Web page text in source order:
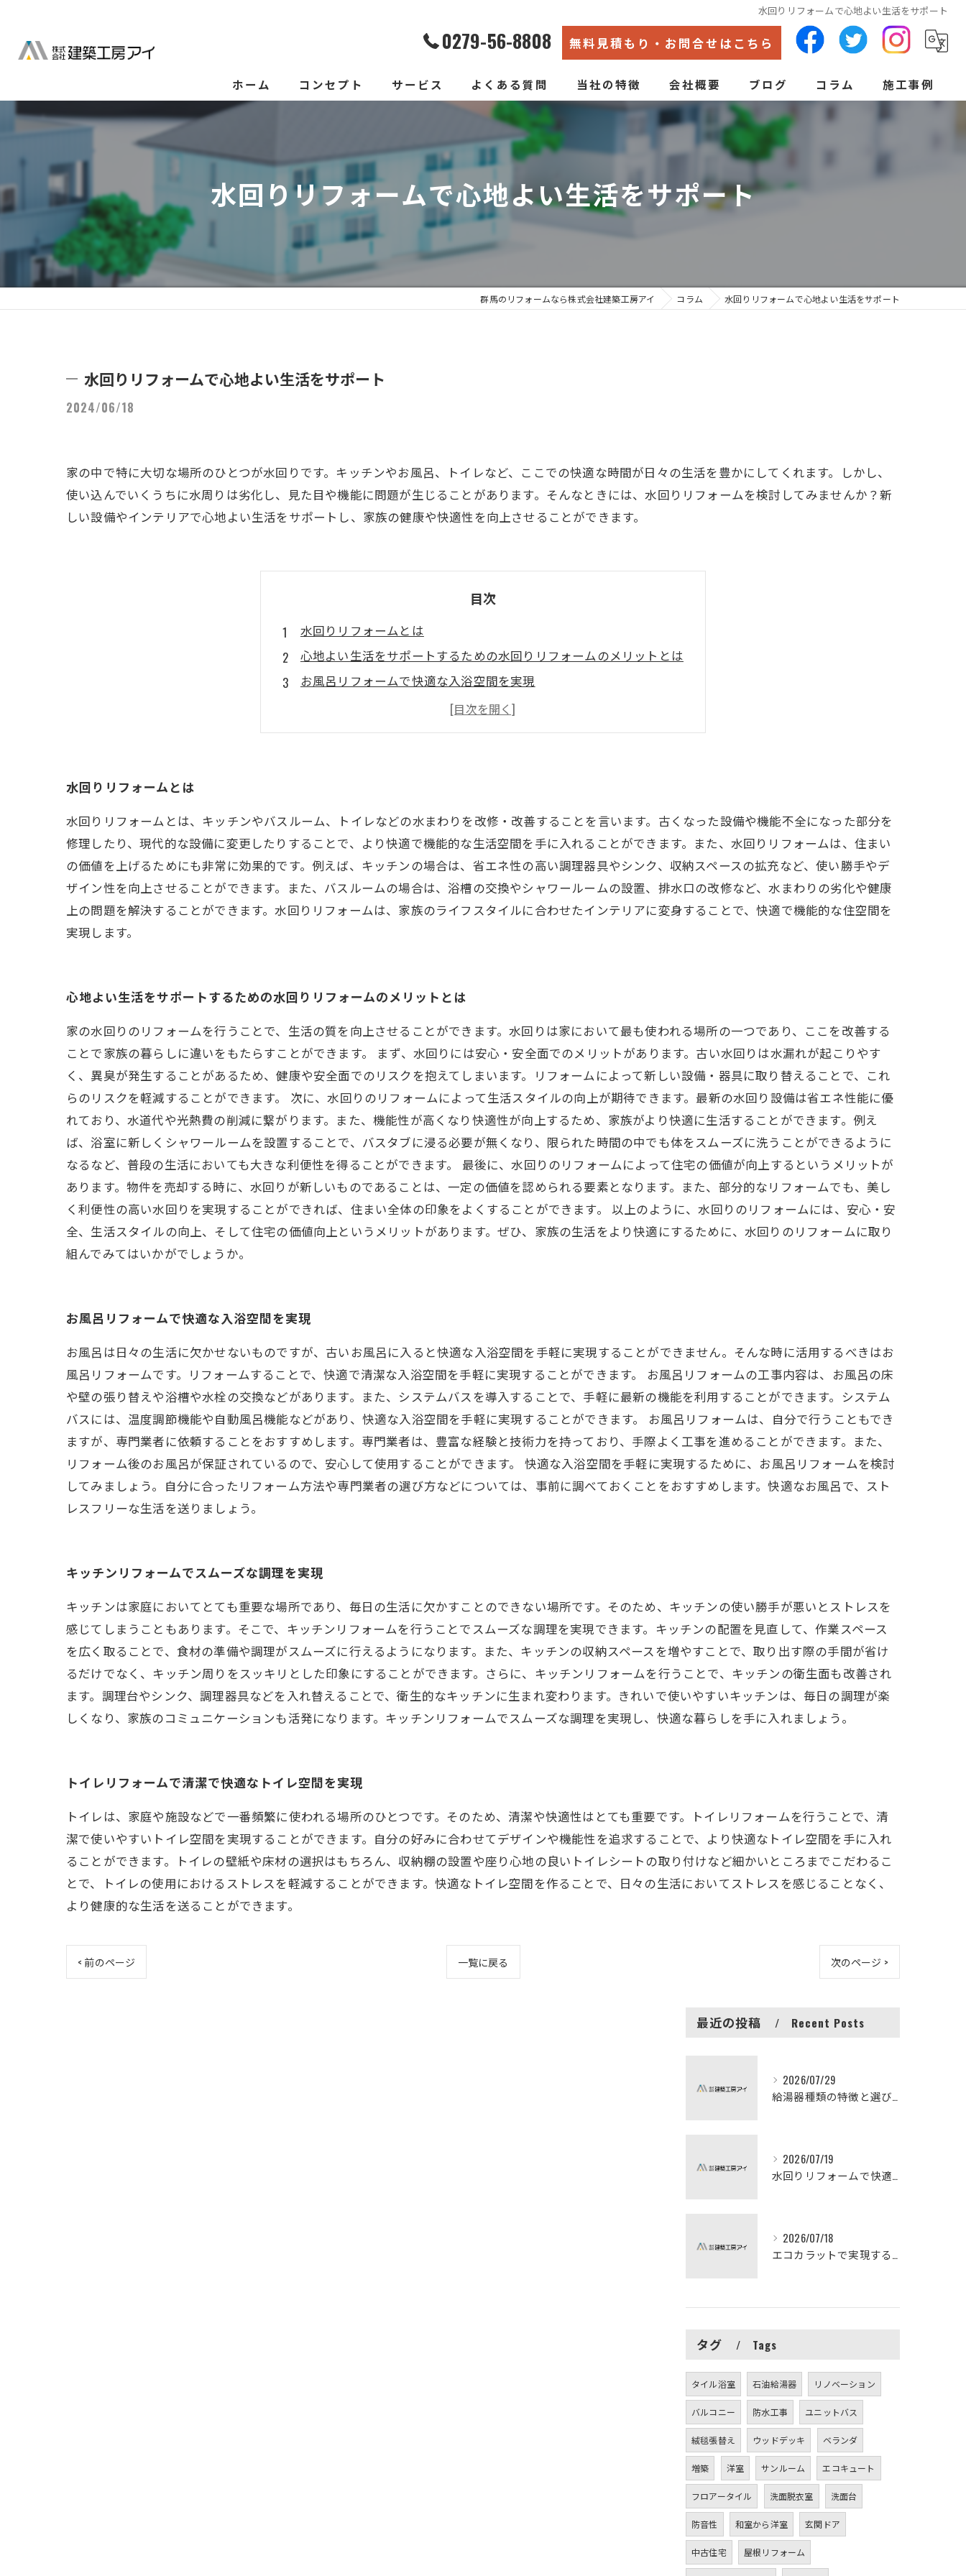
水回りリフォームで心地よい生活をサポート
0279-56-8808 無料見積もり・お問合せはこちら
ホーム コンセプト サービス
新築そっくりリフォーム
よくある質問 当社の特徴
水回り
断熱
会社概要
代表あいさつ
ブログ コラム 施工事例
水回りリフォームで心地よい生活をサポート
群馬のリフォームなら株式会社建築工房アイ コラム 水回りリフォームで心地よい生活をサポート
水回りリフォームで心地よい生活をサポート
2024/06/18
家の中で特に大切な場所のひとつが水回りです。キッチンやお風呂、トイレなど、ここでの快適な時間が日々の生活を豊かにしてくれます。しかし、
使い込んでいくうちに水周りは劣化し、見た目や機能に問題が生じることがあります。そんなときには、水回りリフォームを検討してみませんか？新
しい設備やインテリアで心地よい生活をサポートし、家族の健康や快適性を向上させることができます。
目次
水回りリフォームとは
心地よい生活をサポートするための水回りリフォームのメリットとは
お風呂リフォームで快適な入浴空間を実現
キッチンリフォームでスムーズな調理を実現
トイレリフォームで清潔で快適なトイレ空間を実現
水回りリフォームとは
水回りリフォームとは、キッチンやバスルーム、トイレなどの水まわりを改修・改善することを言います。古くなった設備や機能不全になった部分を
修理したり、現代的な設備に変更したりすることで、より快適で機能的な生活空間を手に入れることができます。また、水回りリフォームは、住まい
の価値を上げるためにも非常に効果的です。例えば、キッチンの場合は、省エネ性の高い調理器具やシンク、収納スペースの拡充など、使い勝手やデ
ザイン性を向上させることができます。また、バスルームの場合は、浴槽の交換やシャワールームの設置、排水口の改修など、水まわりの劣化や健康
上の問題を解決することができます。水回りリフォームは、家族のライフスタイルに合わせたインテリアに変身することで、快適で機能的な住空間を
実現します。
心地よい生活をサポートするための水回りリフォームのメリットとは
家の水回りのリフォームを行うことで、生活の質を向上させることができます。水回りは家において最も使われる場所の一つであり、ここを改善する
ことで家族の暮らしに違いをもたらすことができます。 まず、水回りには安心・安全面でのメリットがあります。古い水回りは水漏れが起こりやす
く、異臭が発生することがあるため、健康や安全面でのリスクを抱えてしまいます。リフォームによって新しい設備・器具に取り替えることで、これ
らのリスクを軽減することができます。 次に、水回りのリフォームによって生活スタイルの向上が期待できます。最新の水回り設備は省エネ性能に優
れており、水道代や光熱費の削減に繋がります。また、機能性が高くなり快適性が向上するため、家族がより快適に生活することができます。例え
ば、浴室に新しくシャワールームを設置することで、バスタブに浸る必要が無くなり、限られた時間の中でも体をスムーズに洗うことができるように
なるなど、普段の生活においても大きな利便性を得ることができます。 最後に、水回りのリフォームによって住宅の価値が向上するというメリットが
あります。物件を売却する時に、水回りが新しいものであることは、一定の価値を認められる要素となります。また、部分的なリフォームでも、美し
く利便性の高い水回りを実現することができれば、住まい全体の印象をよくすることができます。 以上のように、水回りのリフォームには、安心・安
全、生活スタイルの向上、そして住宅の価値向上というメリットがあります。ぜひ、家族の生活をより快適にするために、水回りのリフォームに取り
組んでみてはいかがでしょうか。
お風呂リフォームで快適な入浴空間を実現
お風呂は日々の生活に欠かせないものですが、古いお風呂に入ると快適な入浴空間を手軽に実現することができません。そんな時に活用するべきはお
風呂リフォームです。リフォームすることで、快適で清潔な入浴空間を手軽に実現することができます。 お風呂リフォームの工事内容は、お風呂の床
や壁の張り替えや浴槽や水栓の交換などがあります。また、システムバスを導入することで、手軽に最新の機能を利用することができます。システム
バスには、温度調節機能や自動風呂機能などがあり、快適な入浴空間を手軽に実現することができます。 お風呂リフォームは、自分で行うこともでき
ますが、専門業者に依頼することをおすすめします。専門業者は、豊富な経験と技術力を持っており、手際よく工事を進めることができます。また、
リフォーム後のお風呂が保証されているので、安心して使用することができます。 快適な入浴空間を手軽に実現するために、お風呂リフォームを検討
してみましょう。自分に合ったリフォーム方法や専門業者の選び方などについては、事前に調べておくことをおすすめします。快適なお風呂で、スト
レスフリーな生活を送りましょう。
キッチンリフォームでスムーズな調理を実現
キッチンは家庭においてとても重要な場所であり、毎日の生活に欠かすことのできない場所です。そのため、キッチンの使い勝手が悪いとストレスを
感じてしまうこともあります。そこで、キッチンリフォームを行うことでスムーズな調理を実現できます。キッチンの配置を見直して、作業スペース
を広く取ることで、食材の準備や調理がスムーズに行えるようになります。また、キッチンの収納スペースを増やすことで、取り出す際の手間が省け
るだけでなく、キッチン周りをスッキリとした印象にすることができます。さらに、キッチンリフォームを行うことで、キッチンの衛生面も改善され
ます。調理台やシンク、調理器具などを入れ替えることで、衛生的なキッチンに生まれ変わります。きれいで使いやすいキッチンは、毎日の調理が楽
しくなり、家族のコミュニケーションも活発になります。キッチンリフォームでスムーズな調理を実現し、快適な暮らしを手に入れましょう。
トイレリフォームで清潔で快適なトイレ空間を実現
トイレは、家庭や施設などで一番頻繁に使われる場所のひとつです。そのため、清潔や快適性はとても重要です。トイレリフォームを行うことで、清
潔で使いやすいトイレ空間を実現することができます。自分の好みに合わせてデザインや機能性を追求することで、より快適なトイレ空間を手に入れ
ることができます。トイレの壁紙や床材の選択はもちろん、収納棚の設置や座り心地の良いトイレシートの取り付けなど細かいところまでこだわるこ
とで、トイレの使用におけるストレスを軽減することができます。快適なトイレ空間を作ることで、日々の生活においてストレスを感じることなく、
より健康的な生活を送ることができます。
< 前のページ 一覧に戻る 次のページ >
最近の投稿 Recent Posts
2026/07/29
給湯器種類の特徴と選び方ガイド
2026/07/19
水回りリフォームで快適な暮らしを実現する方法
2026/07/18
エコカラットで実現する快適リフォームの秘訣
タグ Tags
タイル浴室 石油給湯器 リノベーション
バルコニー 防水工事 ユニットバス
絨毯張替え ウッドデッキ ベランダ
増築 洋室 サンルーム エコキュート
フロアータイル 洗面脱衣室 洗面台
防音性 和室から洋室 玄関ドア
中古住宅 屋根リフォーム